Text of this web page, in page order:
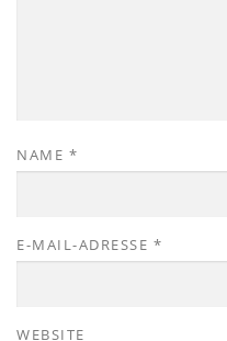
NAME *
E-MAIL-ADRESSE *
WEBSITE